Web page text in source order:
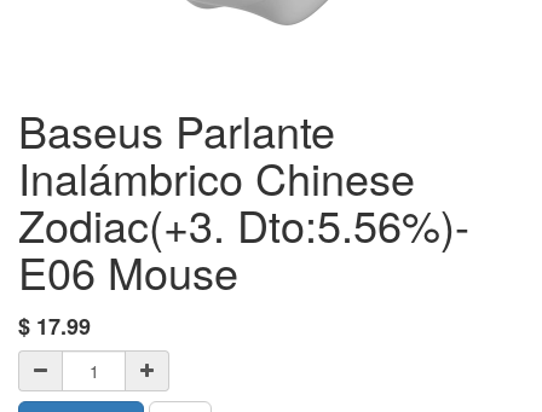
Baseus Parlante
Inalámbrico Chinese
Zodiac(+3. Dto:5.56%)-
E06 Mouse
$ 17.99